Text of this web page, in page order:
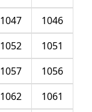
1046
1047
1051
1052
1056
1057
1061
1062